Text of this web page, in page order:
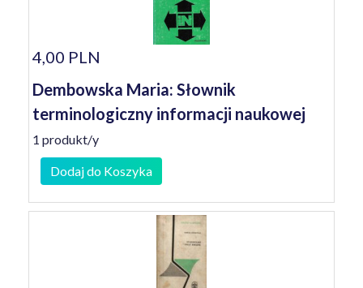
4,00 PLN
Dembowska Maria: Słownik
terminologiczny informacji naukowej
1 produkt/y
Dodaj do Koszyka